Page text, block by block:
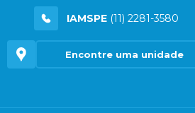
IAMSPE (11) 2281-3580
Encontre uma unidade